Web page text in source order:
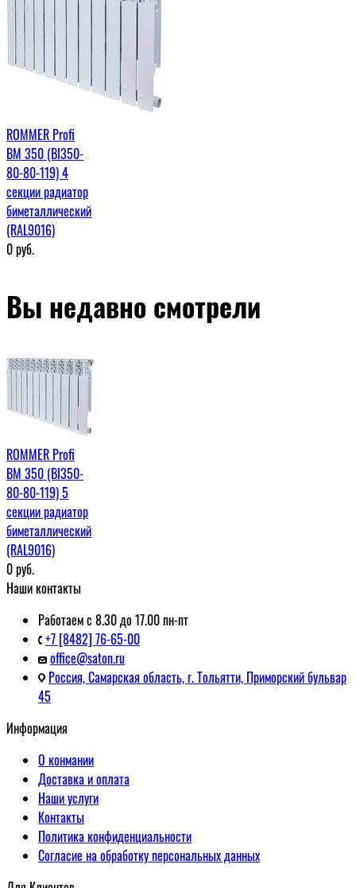
ROMMER Profi
BM 350 (BI350-
80-80-119) 4
секции радиатор
биметаллический
(RAL9016)
0руб.
Вы недавно смотрели
ROMMER Profi
BM 350 (BI350-
80-80-119) 5
секции радиатор
биметаллический
(RAL9016)
0руб.
Наши контакты
Работаем с 8.30 до 17.00 пн-пт
+7 [8482] 76-65-00
office@saton.ru
Россия, Самарская область, г. Тольятти, Приморский бульвар
45
Информация
О конмании
Доставка и оплата
Наши услуги
Контакты
Политика конфиденциальности
Согласие на обработку персональных данных